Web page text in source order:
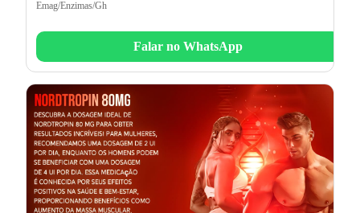
Emag/Enzimas/Gh
Falar no WhatsApp